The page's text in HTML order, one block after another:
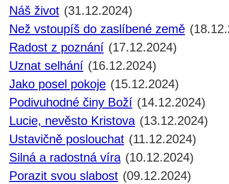
Náš život (31.12.2024)
Než vstoupíš do zaslíbené země
Radost z poznání (17.12.2024)
Uznat selhání (16.12.2024)
Jako posel pokoje (15.12.2024)
Podivuhodné činy Boží (14.12.2024)
Lucie, nevěsto Kristova (13.12.2024)
Ustavičně poslouchat (11.12.2024)
Silná a radostná víra (10.12.2024)
Porazit svou slabost (09.12.2024)